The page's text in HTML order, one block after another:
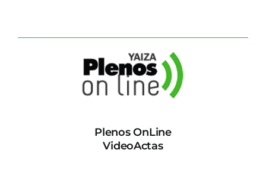
Plenos OnLine
VideoActas